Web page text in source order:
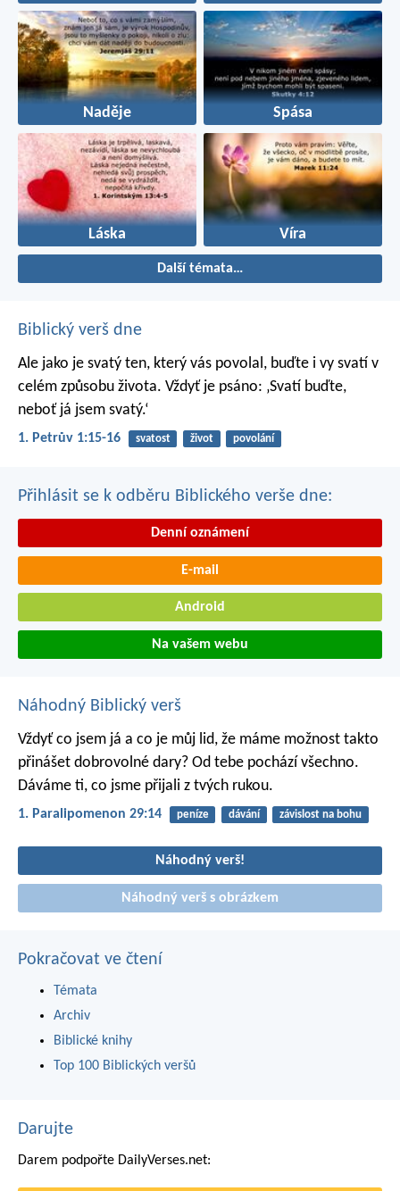
Naděje Spása
Láska Víra
Další témata…
Biblický verš dne
Ale jako je svatý ten, který vás povolal, buďte i vy svatí v
celém způsobu života. Vždyť je psáno: ‚Svatí buďte,
neboť já jsem svatý.‘
1. Petrův 1:15-16 svatost život povolání
Přihlásit se k odběru Biblického verše dne:
Denní oznámení
E-mail
Android
Na vašem webu
Náhodný Biblický verš
Vždyť co jsem já a co je můj lid, že máme možnost takto
přinášet dobrovolné dary? Od tebe pochází všechno.
Dáváme ti, co jsme přijali z tvých rukou.
1. Paralipomenon 29:14 peníze dávání závislost na bohu
Náhodný verš!
Náhodný verš s obrázkem
Pokračovat ve čtení
Témata
Archiv
Biblické knihy
Top 100 Biblických veršů
Darujte
Darem podpořte DailyVerses.net: